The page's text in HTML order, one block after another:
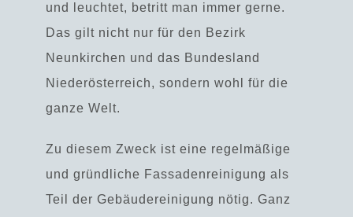
und leuchtet, betritt man immer gerne.
Das gilt nicht nur für den Bezirk
Neunkirchen und das Bundesland
Niederösterreich, sondern wohl für die
ganze Welt.
Zu diesem Zweck ist eine regelmäßige
und gründliche Fassadenreinigung als
Teil der Gebäudereinigung nötig. Ganz